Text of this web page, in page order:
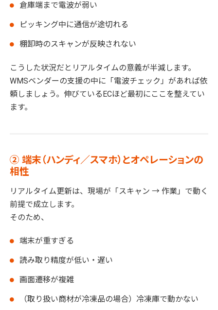
倉庫端まで電波が弱い
ピッキング中に通信が途切れる
棚卸時のスキャンが反映されない
こうした状況だとリアルタイムの意義が半減します。
WMSベンダーの支援の中に「電波チェック」があれば依
頼しましょう。伸びているECほど最初にここを整えてい
ます。
② 端末（ハンディ／スマホ）とオペレーションの
相性
リアルタイム更新は、現場が「スキャン → 作業」で動く
前提で成立します。
そのため、
端末が重すぎる
読み取り精度が低い・遅い
画面遷移が複雑
（取り扱い商材が冷凍品の場合）冷凍庫で動かない